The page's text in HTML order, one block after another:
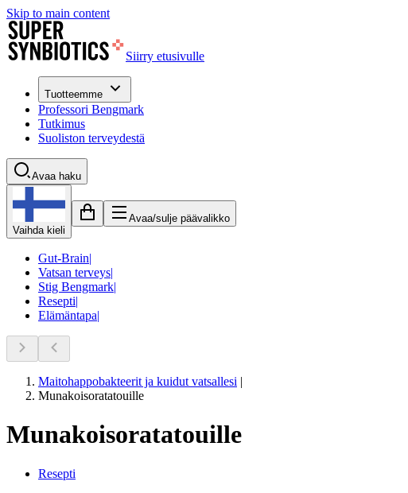
Skip to main content
Siirry etusivulle
Tuotteemme
Professori Bengmark
Tutkimus
Suoliston terveydestä
Avaa haku
Vaihda kieli
Avaa/sulje päävalikko
Gut-Brain|
Vatsan terveys|
Stig Bengmark|
Resepti|
Elämäntapa|
Maitohappobakteerit ja kuidut vatsallesi |
Munakoisoratatouille
Munakoisoratatouille
Resepti